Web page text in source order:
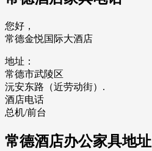
您好，
常德金悦国际大酒店
地址：
常德市武陵区
沅安东路（近劳动街）.
酒店电话
总机/前台
常德酒店办公家具地址